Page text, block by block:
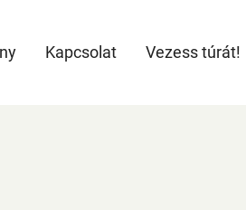
Kapcsolat Vezess túrát!